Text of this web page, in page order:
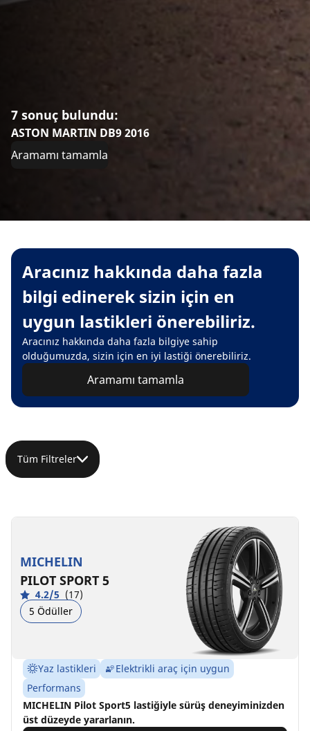
7 sonuç bulundu:
ASTON MARTIN DB9 2016
Aramamı tamamla
Aracınız hakkında daha fazla
bilgi edinerek sizin için en
uygun lastikleri önerebiliriz.
Aracınız hakkında daha fazla bilgiye sahip
olduğumuzda, sizin için en iyi lastiği önerebiliriz.
Aramamı tamamla
Tüm Filtreler
MICHELIN
PILOT SPORT 5
4.2/5 (17)
5 Ödüller
Yaz lastikleri
Elektrikli araç için uygun
Performans
MICHELIN Pilot Sport5 lastiğiyle sürüş deneyiminizden
üst düzeyde yararlanın.